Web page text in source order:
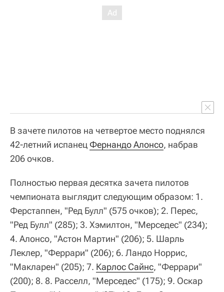
В зачете пилотов на четвертое место поднялся
42-летний испанец Фернандо Алонсо, набрав
206 очков.
Полностью первая десятка зачета пилотов
чемпионата выглядит следующим образом: 1.
Ферстаппен, "Ред Булл" (575 очков); 2. Перес,
"Ред Булл" (285); 3. Хэмилтон, "Мерседес" (234);
4. Алонсо, "Астон Мартин" (206); 5. Шарль
Леклер, "Феррари" (206); 6. Ландо Норрис,
"Макларен" (205); 7. Карлос Сайнс, "Феррари"
(200); 8. 8. Расселл, "Мерседес" (175); 9. Оскар